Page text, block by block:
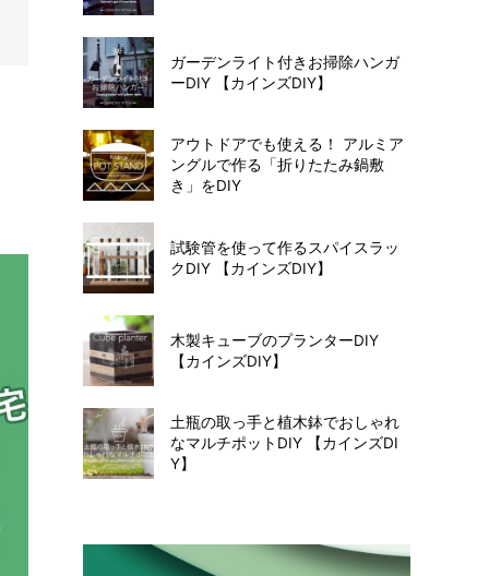
ガーデンライト付きお掃除ハンガ
ーDIY 【カインズDIY】
アウトドアでも使える！ アルミア
ングルで作る「折りたたみ鍋敷
き」をDIY
試験管を使って作るスパイスラッ
クDIY 【カインズDIY】
木製キューブのプランターDIY
【カインズDIY】
土瓶の取っ手と植木鉢でおしゃれ
なマルチポットDIY 【カインズDI
Y】